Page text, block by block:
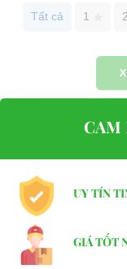
Tất cả 1 2
CAM
UY TÍN
GIÁ TỐT